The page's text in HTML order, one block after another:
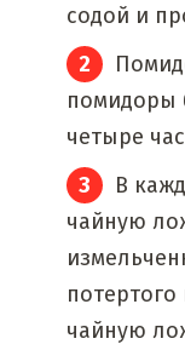
содой и
помидоры
четыре
В
чайную
чайную